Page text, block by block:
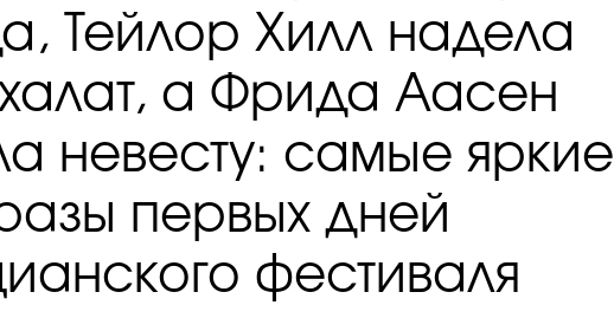
Тейлор Хилл надела
халат, а Фрида Аасен
невесту: самые яркие
первых дней
фестиваля